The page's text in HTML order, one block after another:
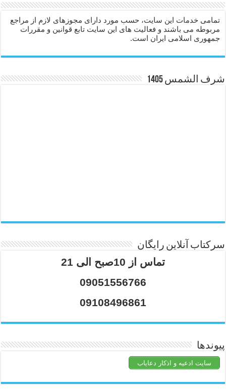
تمامی خدمات این سایت، حسب مورد دارای مجوزهای لازم از مراجع
مربوطه می باشند و فعالیت های این سایت تابع قوانین و مقررات
جمهوری اسلامی ایران است.
شرف الشمس 1405
سرکتاب آنلاین رایگان
تماس از 10صبح الی 21
09051556766
09108496861
پیوندها
سایت ادعیه و اذکار دعایاب